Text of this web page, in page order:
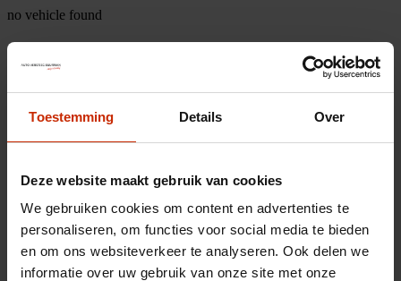
Toestemming Details Over
Deze website maakt gebruik van cookies
We gebruiken cookies om content en advertenties te
personaliseren, om functies voor social media te bieden
en om ons websiteverkeer te analyseren. Ook delen we
informatie over uw gebruik van onze site met onze
no vehicle found